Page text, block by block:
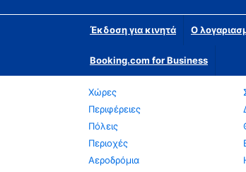
Έκδοση για κινητά Ο
Booking.com for Business
Χώρες
Περιφέρειες
Πόλεις
Περιοχές
Αεροδρόμια